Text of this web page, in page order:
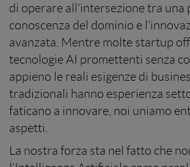
di operare all’intersezione tra una
conoscenza del dominio e
avanzata. Mentre molte startup
tecnologie AI promettenti senza
appieno le reali esigenze di
tradizionali hanno esperienza
faticano a innovare, noi uniamo
aspetti.
La nostra forza sta nel fatto che